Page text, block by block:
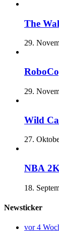
The
29.
29.
Wild
27.
NBA
18.
Newsticker
vor 4